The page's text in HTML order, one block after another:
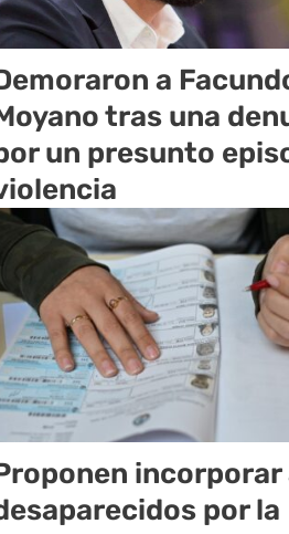
a
tras una
un presunto
incorporar
por la